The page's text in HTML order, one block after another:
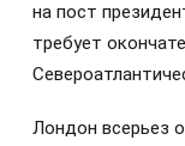
на пост
требует
Лондон всерьез